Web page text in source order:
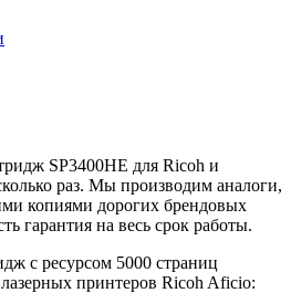
SP3400HE для Ricoh и
раз. Мы производим аналоги,
копиями дорогих брендовых
гарантия на весь срок работы.
с ресурсом 5000 страниц
принтеров Ricoh Aficio: